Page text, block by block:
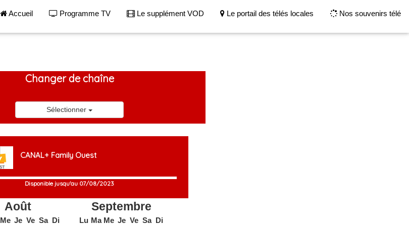
Accueil Programme TV Le supplément VOD Le portail des télés locales Nos souvenirs télé
Changer de chaîne
Sélectionner
CANAL+ Family Ouest
Disponible jusqu'au 07/08/2023
Août
Me Je Ve Sa Di
Septembre
Lu Ma Me Je Ve Sa Di